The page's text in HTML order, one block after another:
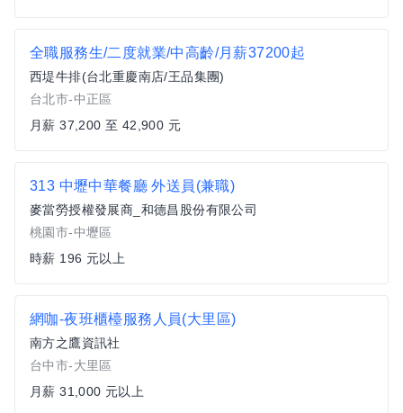
全職服務生/二度就業/中高齡/月薪37200起
西堤牛排(台北重慶南店/王品集團)
台北市-中正區
月薪 37,200 至 42,900 元
313 中壢中華餐廳 外送員(兼職)
麥當勞授權發展商_和德昌股份有限公司
桃園市-中壢區
時薪 196 元以上
網咖-夜班櫃檯服務人員(大里區)
南方之鷹資訊社
台中市-大里區
月薪 31,000 元以上